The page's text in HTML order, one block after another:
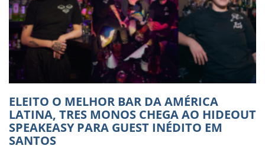
ELEITO O MELHOR BAR DA AMÉRICA
LATINA, TRES MONOS CHEGA AO HIDEOUT
SPEAKEASY PARA GUEST INÉDITO EM
SANTOS